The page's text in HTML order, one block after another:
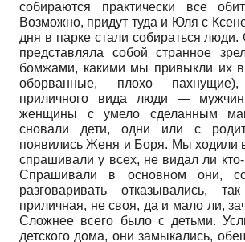
собираются практически все
Возможно, придут туда и Юля с
дня в парке стали собираться люди.
представляла собой странное
бомжами, какими мы привыкли их
оборванные, плохо
приличного вида люди —
женщины с умело сделанным
сновали дети, одни или с
появились Женя и Боря. Мы ходили
спрашивали у всех, не видал ли кто-
Спрашивали в основном они,
разговаривать отказывались,
приличная, не своя, да и мало ли,
Сложнее всего было с детьми.
детского дома, они замыкались,